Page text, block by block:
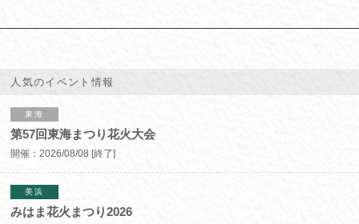
人気のイベント情報
東海
第57回東海まつり花火大会
開催： 2026/08/08 [終了]
美浜
みはま花火まつり2026